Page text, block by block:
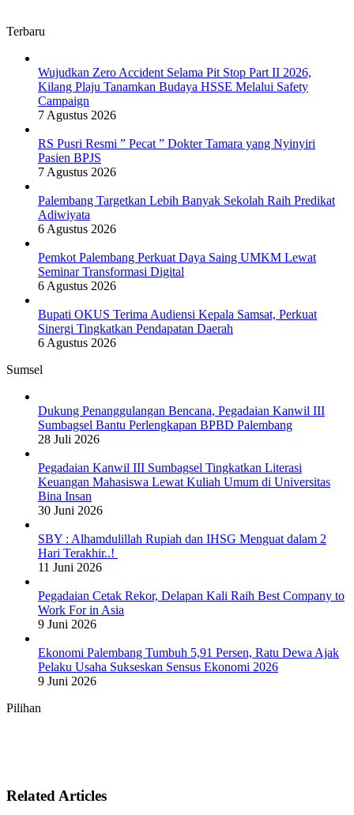
Terbaru
Wujudkan Zero Accident Selama Pit Stop Part II 2026,
Kilang Plaju Tanamkan Budaya HSSE Melalui Safety
Campaign
7 Agustus 2026
RS Pusri Resmi ” Pecat ” Dokter Tamara yang Nyinyiri
Pasien BPJS
7 Agustus 2026
Palembang Targetkan Lebih Banyak Sekolah Raih Predikat
Adiwiyata
6 Agustus 2026
Pemkot Palembang Perkuat Daya Saing UMKM Lewat
Seminar Transformasi Digital
6 Agustus 2026
Bupati OKUS Terima Audiensi Kepala Samsat, Perkuat
Sinergi Tingkatkan Pendapatan Daerah
6 Agustus 2026
Sumsel
Dukung Penanggulangan Bencana, Pegadaian Kanwil III
Sumbagsel Bantu Perlengkapan BPBD Palembang
28 Juli 2026
Pegadaian Kanwil III Sumbagsel Tingkatkan Literasi
Keuangan Mahasiswa Lewat Kuliah Umum di Universitas
Bina Insan
30 Juni 2026
SBY : Alhamdulillah Rupiah dan IHSG Menguat dalam 2
Hari Terakhir..!
11 Juni 2026
Pegadaian Cetak Rekor, Delapan Kali Raih Best Company to
Work For in Asia
9 Juni 2026
Ekonomi Palembang Tumbuh 5,91 Persen, Ratu Dewa Ajak
Pelaku Usaha Sukseskan Sensus Ekonomi 2026
9 Juni 2026
Pilihan
Related Articles